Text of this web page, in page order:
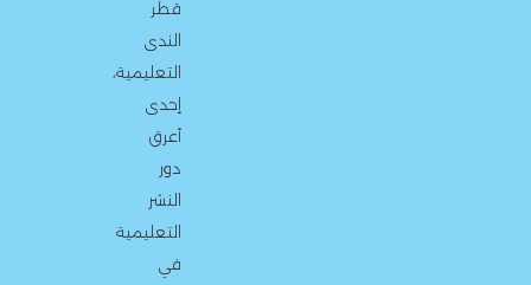
قطر
الندى
التعليمية،
إحدى
أعرق
دور
النشر
التعليمية
في